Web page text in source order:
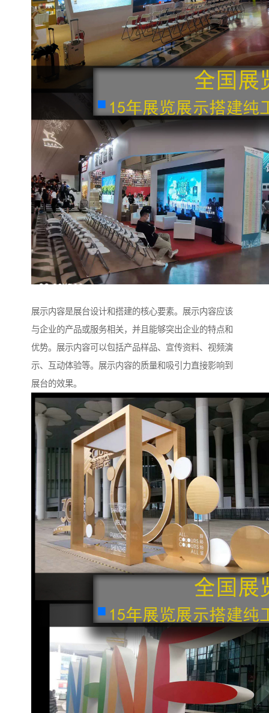
展示内容是展台设计和搭建的核心要素。展示内容应该
与企业的产品或服务相关，并且能够突出企业的特点和
优势。展示内容可以包括产品样品、宣传资料、视频演
示、互动体验等。展示内容的质量和吸引力直接影响到
展台的效果。